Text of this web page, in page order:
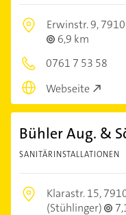
Erwinstr. 9,
6,9 km
0761 7 53 58
Webseite
Bühler Aug. &
SANITÄRINSTALLATIONEN
Klarastr. 15,
(Stühlinger)